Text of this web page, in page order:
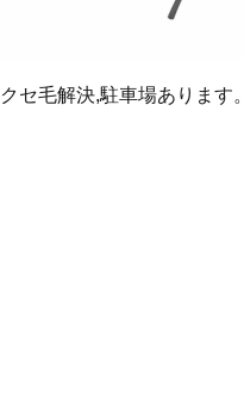
セ毛解決,駐車場あります。